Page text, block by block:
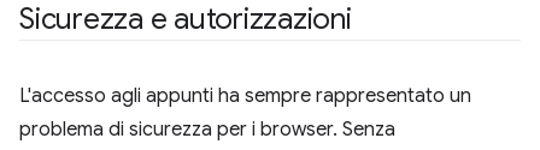
Sicurezza e autorizzazioni
L'accesso agli appunti ha sempre rappresentato un
problema di sicurezza per i browser. Senza